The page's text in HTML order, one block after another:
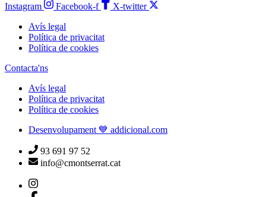
Instagram Facebook-f
X-twitter
Avís legal
Política de privacitat
Política de cookies
Contacta'ns
Avís legal
Política de privacitat
Política de cookies
Desenvolupament 💙 addicional.com
93 691 97 52
info@cmontserrat.cat